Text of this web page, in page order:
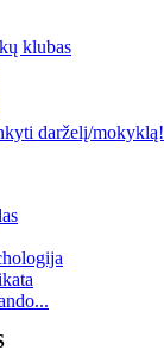
klubas
darželį/mokyklą!